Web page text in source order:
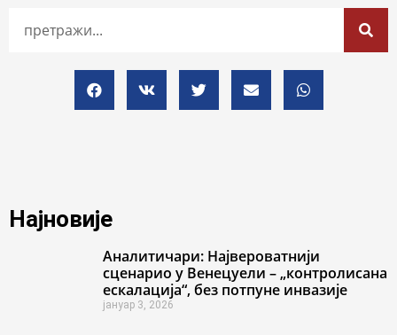
Најновије
Аналитичари: Највероватнији
сценарио у Венецуели – „контролисана
ескалација“, без потпуне инвазије
јануар 3, 2026